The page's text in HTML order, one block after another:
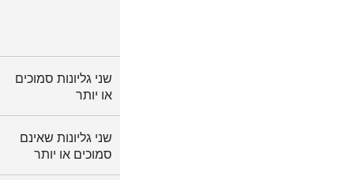
שני גליונות סמוכים
או יותר
שני גליונות שאינם
סמוכים או יותר